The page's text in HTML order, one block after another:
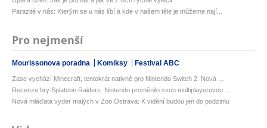
Parazité v nás: Kterým se u nás líbí a kde v našem těle je můžeme nají...
Pro nejmenší
Mourissonova poradna Komiksy Festival ABC
Zase vychází Minecraft, tentokrát nativně pro Nintendo Switch 2. Nová ...
Recenze hry Splatoon Raiders. Nintendo proměnilo svou multiplayerovou ...
Nová mláďata vyder malých v Zoo Ostrava: K vidění budou jen do podzimu